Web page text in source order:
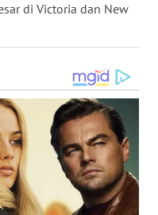
di Victoria dan New